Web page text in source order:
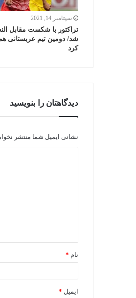
سپتامبر 14, 2021
تراکتور با شکست مقابل
شد/ دومین تیم عربستانی
کرد
دیدگاهتان را بنویسید
نشانی ایمیل شما منتشر
نام *
ایمیل *